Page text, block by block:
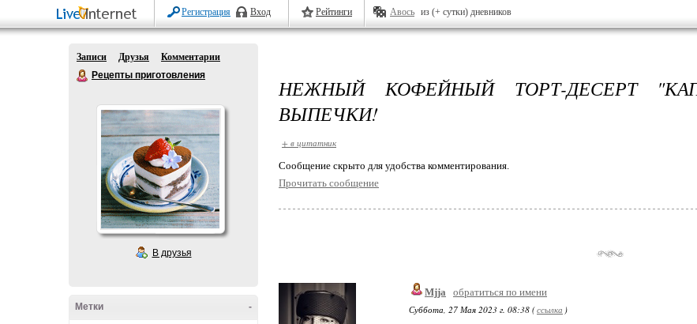
Регистрация Вход Рейтинги Авось из (+ сутки) дневников
Записи Друзья
Комментарии
Рецепты приготовления
В друзья
-
Метки
НЕЖНЫЙ КОФЕЙНЫЙ ТОРТ-ДЕСЕРТ
ВЫПЕЧКИ!
+ в цитатник
Cообщение скрыто для удобства комментирования.
Прочитать сообщение
Mjja
обратиться по имени
Суббота, 27 Мая 2023 г. 08:38 (ссылка )